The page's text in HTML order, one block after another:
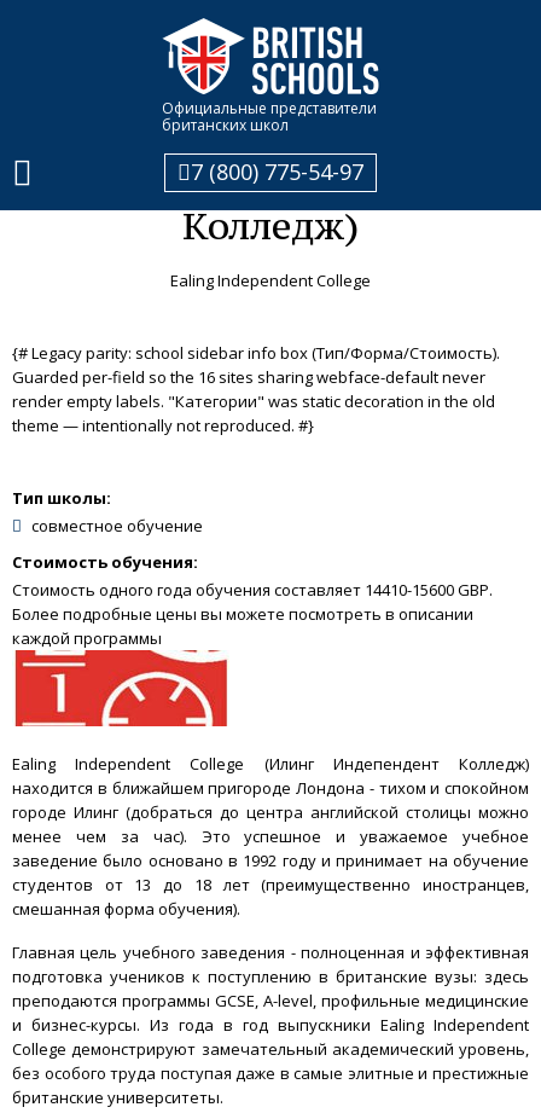
Официальные представители
британских школ
7 (800) 775-54-97
Каталог школ
Ealing Independent College (Илинг Индепендент Колледж)
Ealing Independent College
(Илинг Индепендент
Колледж)
Ealing Independent College
{# Legacy parity: school sidebar info box (Тип/Форма/Стоимость).
Guarded per-field so the 16 sites sharing webface-default never
render empty labels. "Категории" was static decoration in the old
theme — intentionally not reproduced. #}
Тип школы:
совместное обучение
Стоимость обучения:
Стоимость одного года обучения составляет 14410-15600 GBP.
Более подробные цены вы можете посмотреть в описании
каждой программы
Ealing Independent College (Илинг Индепендент Колледж)
находится в ближайшем пригороде Лондона - тихом и спокойном
городе Илинг (добраться до центра английской столицы можно
менее чем за час). Это успешное и уважаемое учебное
заведение было основано в 1992 году и принимает на обучение
студентов от 13 до 18 лет (преимущественно иностранцев,
смешанная форма обучения).
Главная цель учебного заведения - полноценная и эффективная
подготовка учеников к поступлению в британские вузы: здесь
преподаются программы GCSE, A-level, профильные медицинские
и бизнес-курсы. Из года в год выпускники Ealing Independent
College демонстрируют замечательный академический уровень,
без особого труда поступая даже в самые элитные и престижные
британские университеты.